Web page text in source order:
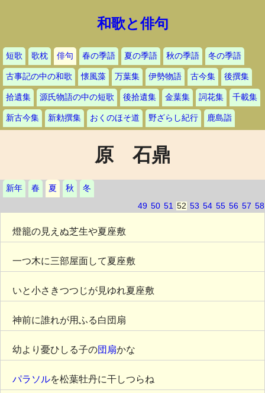
和歌と俳句
短歌 歌枕 俳句 春の季語 夏の季語 秋の季語 冬の季語
古事記の中の和歌 懐風藻 万葉集 伊勢物語 古今集 後撰集
拾遺集 源氏物語の中の短歌 後拾遺集 金葉集 詞花集 千載集
新古今集 新勅撰集 おくのほそ道 野ざらし紀行 鹿島詣
原 石鼎
新年 春 夏 秋
冬
49 50 51 52 53 54 55 56 57 58
燈籠の見えぬ芝生や夏座敷
一つ木に三部屋面して夏座敷
いと小さきつつじが見ゆれ夏座敷
神前に誰れが用ふる白団扇
幼より憂ひしる子の団扇かな
パラソルを松葉牡丹に干しつらね